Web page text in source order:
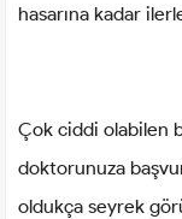
hasarına kadar
Çok ciddi olabilen
doktorunuza
oldukça seyrek